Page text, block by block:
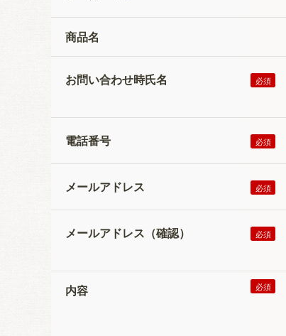
商品名
お問い合わせ時氏名
電話番号
メールアドレス
メールアドレス（確認）
内容